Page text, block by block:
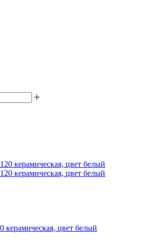
керамическая, цвет белый